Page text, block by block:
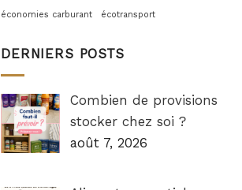
économies carburant écotransport
DERNIERS POSTS
Combien de provisions
stocker chez soi ?
août 7, 2026